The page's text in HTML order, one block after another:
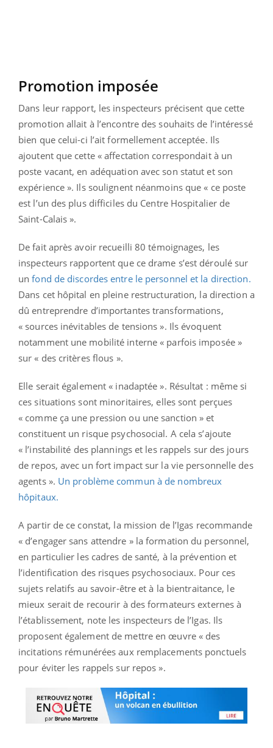
Promotion imposée
Dans leur rapport, les inspecteurs précisent que cette
promotion allait à l’encontre des souhaits de l’intéressé
bien que celui-ci l’ait formellement acceptée. Ils
ajoutent que cette « affectation correspondait à un
poste vacant, en adéquation avec son statut et son
expérience ». Ils soulignent néanmoins que « ce poste
est l’un des plus difficiles du Centre Hospitalier de
Saint-Calais ».
De fait après avoir recueilli 80 témoignages, les
inspecteurs rapportent que ce drame s’est déroulé sur
unfond de discordes entre le personnel et la direction.
Dans cet hôpital en pleine restructuration, la direction a
dû entreprendre d’importantes transformations,
« sources inévitables de tensions ». Ils évoquent
notamment une mobilité interne « parfois imposée »
sur « des critères flous ».
Elle serait également « inadaptée ». Résultat : même si
ces situations sont minoritaires, elles sont perçues
« comme ça une pression ou une sanction » et
constituent un risque psychosocial. A cela s’ajoute
« l’instabilité des plannings et les rappels sur des jours
de repos, avec un fort impact sur la vie personnelle des
agents ». Un problème commun à de nombreux
hôpitaux.
A partir de ce constat, la mission de l’Igas recommande
« d’engager sans attendre » la formation du personnel,
en particulier les cadres de santé, à la prévention et
l’identification des risques psychosociaux. Pour ces
sujets relatifs au savoir-être et à la bientraitance, le
mieux serait de recourir à des formateurs externes à
l’établissement, note les inspecteurs de l’Igas. Ils
proposent également de mettre en œuvre « des
incitations rémunérées aux remplacements ponctuels
pour éviter les rappels sur repos ».